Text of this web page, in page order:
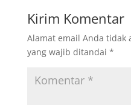
Kirim Komentar
Alamat email Anda tidak
yang wajib ditandai *